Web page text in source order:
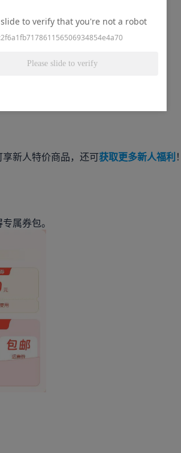
新人特价商品，还可获取更多新人福利 ！
属券包。
slide to verify that you're not a robot
Please slide to verify